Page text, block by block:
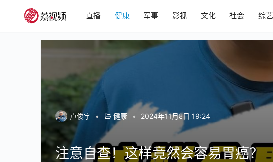
直播 健康 军事 影视 文化 社会 综艺
卢俊宇 • 健康 • 2024年11月8日 19:24
注意自查！这样竟然会容易胃癌？